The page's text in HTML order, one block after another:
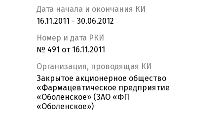
Дата начала и окончания КИ
16.11.2011 - 30.06.2012
Номер и дата РКИ
№ 491 от 16.11.2011
Организация, проводящая КИ
Закрытое акционерное общество
«Фармацевтическое предприятие
«Оболенское» (ЗАО «ФП
«Оболенское»)